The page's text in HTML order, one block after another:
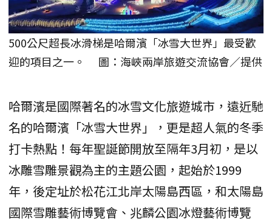
500公尺超長冰滑梯是哈爾濱「冰雪大世界」最受歡
迎的項目之一。 圖：海峽兩岸旅遊交流協會／提供
哈爾濱是國際著名的冰雪文化旅遊城市，遠近馳
名的哈爾濱「冰雪大世界」，更是超人氣的冬季
打卡熱點！每年聖誕節開放至隔年3月初，是以
冰雕雪雕景觀為主的主題公園，起始於1999
年，後定址於松花江北岸太陽島西區，和太陽島
國際雪雕藝術博覽會、兆麟公園冰燈藝術博覽